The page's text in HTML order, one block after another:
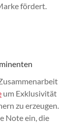
fördert.
um Exklusivität
zu erzeugen.
Note ein, die